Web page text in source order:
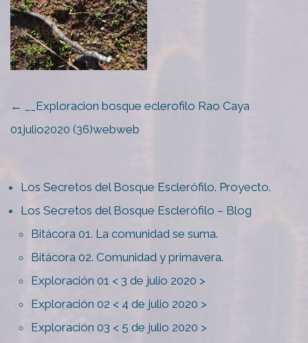
POST
NAVIGATION
←
__Exploracion bosque eclerofilo Rao Caya
01julio2020 (36)webweb
Los Secretos del Bosque Esclerófilo. Proyecto.
Los Secretos del Bosque Esclerófilo – Blog
Bitácora 01. La comunidad se suma.
Bitácora 02. Comunidad y primavera.
Exploración 01 < 3 de julio 2020 >
Exploración 02 < 4 de julio 2020 >
Exploración 03 < 5 de julio 2020 >